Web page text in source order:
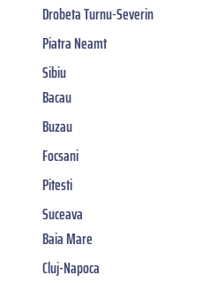
Drobeta Turnu-Severin
Piatra Neamt
Sibiu
Bacau
Buzau
Focsani
Pitesti
Suceava
Baia Mare
Cluj-Napoca